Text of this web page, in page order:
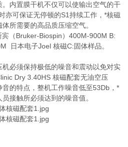
内置膜干机不仅可以使输出空气的干
亦可保证无停顿的S1持续工作，*核磁
所需要的高品质压缩空气。
（Bruker-Biospin）400M-900M B:
日本电子Joel 核磁C:固体样品。
必须保持极低的噪音和震动以免对实
Dry 3.40HS 核磁配套无油空压
的特点，整机工作噪音低至53Db，*
接触所必须达到的噪音值。